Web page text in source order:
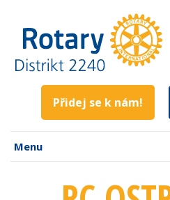
Přidej se k nám!
Menu